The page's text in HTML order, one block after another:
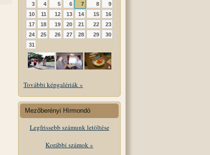
3
4 5 6 7 8
9
10
11 12 13 14 15
16
17
18 19 20 21 22
23
24
25 26 27 28 29
30
31
További képgalériák »
Mezőberényi Hírmondó
Legfrissebb számunk letöltése
Korábbi számok »